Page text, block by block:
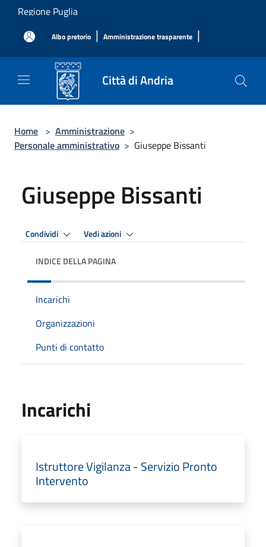
Salta al contenuto principale
Regione Puglia
Albo pretorio | Amministrazione trasparente |
Città di Andria
Home > Amministrazione >
Personale amministrativo > Giuseppe Bissanti
Giuseppe Bissanti
Condividi Vedi azioni
INDICE DELLA PAGINA
Incarichi
Organizzazioni
Punti di contatto
Incarichi
Istruttore Vigilanza - Servizio Pronto
Intervento